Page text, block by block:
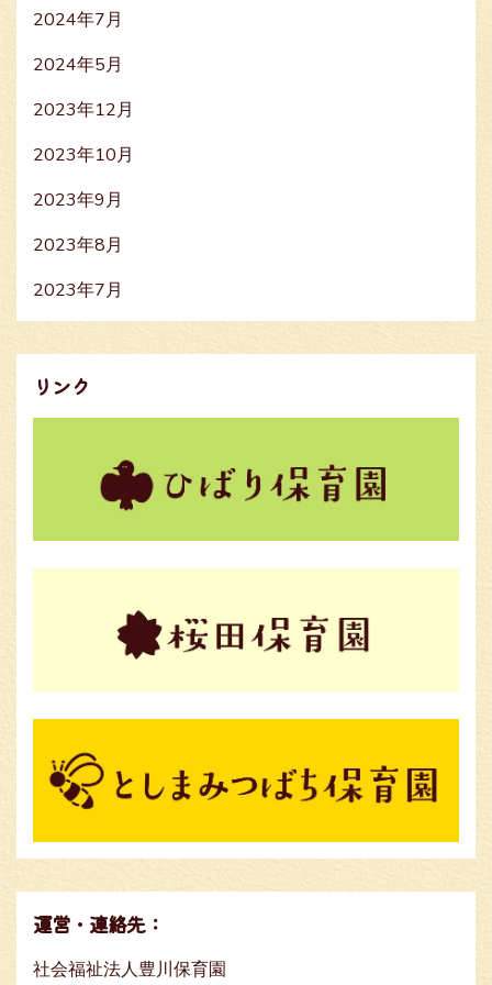
2024年7月
2024年5月
2023年12月
2023年10月
2023年9月
2023年8月
2023年7月
リンク
運営・連絡先：
社会福祉法人豊川保育園